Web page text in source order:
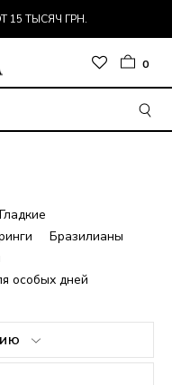
15 ТЫСЯЧ ГРН.
0
Гладкие
Бразилианы
особых дней